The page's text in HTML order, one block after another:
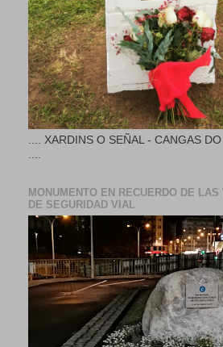
.... XARDINS O SEÑAL - CANGAS
MONUMENTO EN RECUERDO DE LAS
DE SEGURIDAD VIAL